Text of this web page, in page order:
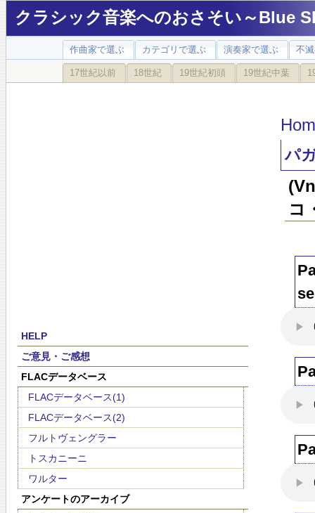
クラシック音楽へのおさそい～Blue
作曲家で選ぶ カテゴリで選ぶ 演奏家で選ぶ 不
17世紀以前 18世紀 19世紀初頭 19世紀中葉
HELP
ご意見・ご感想
FLACデータベース
FLACデータベース(1)
FLACデータベース(2)
フルトヴェングラー
トスカニーニ
ワルター
アンケートのアーカイブ
パ
コ